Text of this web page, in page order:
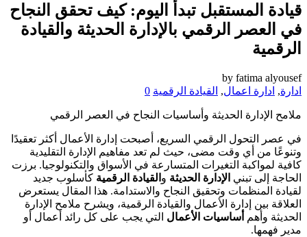
قيادة المستقبل تبدأ اليوم: كيف تحقق النجاح
في العصر الرقمي بالإدارة الحديثة والقيادة
الرقمية
by fatima alyousef
ادارة, ادارة اعمال, القيادة الرقمية 0
ملامح الإدارة الحديثة وأساسيات النجاح في العصر الرقمي
في عصر التحول الرقمي السريع، أصبحت إدارة الأعمال أكثر تعقيدًا
وتنوعًا من أي وقت مضى، حيث لم تعد مفاهيم الإدارة التقليدية
كافية لمواكبة التغيرات المتسارعة في الأسواق والتكنولوجيا. برزت
الحاجة إلى تبني الإدارة الحديثة و القيادة الرقمية كأسلوب جديد
لقيادة المنظمات وتحقيق النجاح والاستدامة. هذا المقال يستعرض
العلاقة بين إدارة الأعمال والقيادة الرقمية، ويشرح ملامح الإدارة
الحديثة وأهم أساسيات الأعمال التي يجب على كل رائد أعمال أو
مدير فهمها.